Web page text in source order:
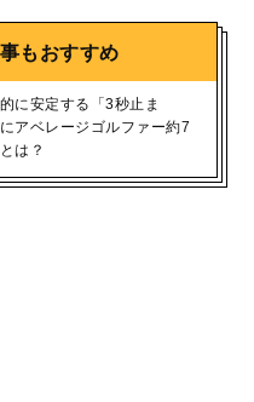
もおすすめ
に安定する「3秒止ま
アベレージゴルファー約7
は？